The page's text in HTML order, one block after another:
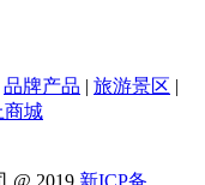
品牌产品 | 旅游景区 |
商城
@ 2019 新ICP备